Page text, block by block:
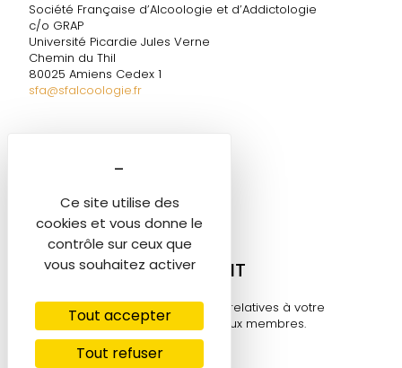
Ce site utilise des
cookies et vous donne le
contrôle sur ceux que
vous souhaitez activer
Tout accepter
Tout refuser
Société Française d’Alcoologie et d’Addictologie
c/o GRAP
Université Picardie Jules Verne
Chemin du Thil
80025 Amiens Cedex 1
sfa@sfalcoologie.fr
Tél. 06 60 58 06 05
sfa@sfalcoologie.fr
MON COMPTE ADHÉRENT
Retrouvez toutes les informations relatives à votre
compte sur cet espace réservé aux membres.
Se connecter ⟶